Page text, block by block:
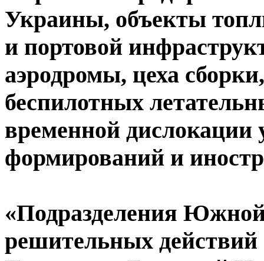
Украины, объекты
и портовой
аэродромы, цеха
беспилотных
временной
формирований и
«Подразделения Южной
решительных действий